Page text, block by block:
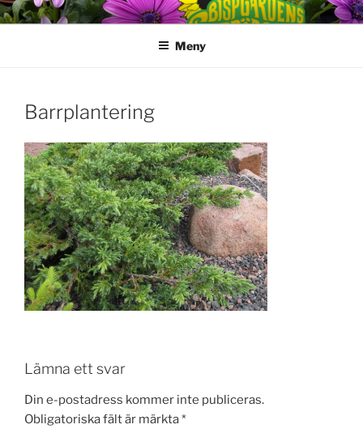
Hoppa
till
Meny
Barrplantering
Lämna ett svar
Din e-postadress kommer inte publiceras.
Obligatoriska fält är märkta*